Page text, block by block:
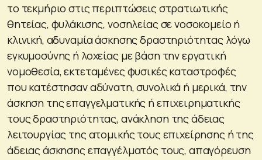
το τεκμήριο στις περιπτώσεις στρατιωτικής
θητείας, φυλάκισης, νοσηλείας σε νοσοκομείο ή
κλινική, αδυναμία άσκησης δραστηριότητας λόγω
εγκυμοσύνης ή λοχείας με βάση την εργατική
νομοθεσία, εκτεταμένες φυσικές καταστροφές
που κατέστησαν αδύνατη, συνολικά ή μερικά, την
άσκηση της επαγγελματικής ή επιχειρηματικής
τους δραστηριότητας, ανάκληση της άδειας
λειτουργίας της ατομικής τους επιχείρησης ή της
άδειας άσκησης επαγγέλματός τους, απαγόρευση